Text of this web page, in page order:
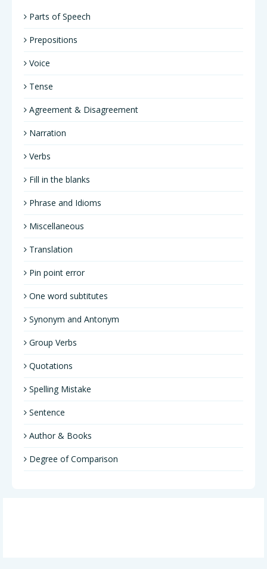
Parts of Speech
Prepositions
Voice
Tense
Agreement & Disagreement
Narration
Verbs
Fill in the blanks
Phrase and Idioms
Miscellaneous
Translation
Pin point error
One word subtitutes
Synonym and Antonym
Group Verbs
Quotations
Spelling Mistake
Sentence
Author & Books
Degree of Comparison